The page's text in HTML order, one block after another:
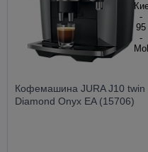
Кофемашина JURA J10 twin
Diamond Onyx EA (15706)